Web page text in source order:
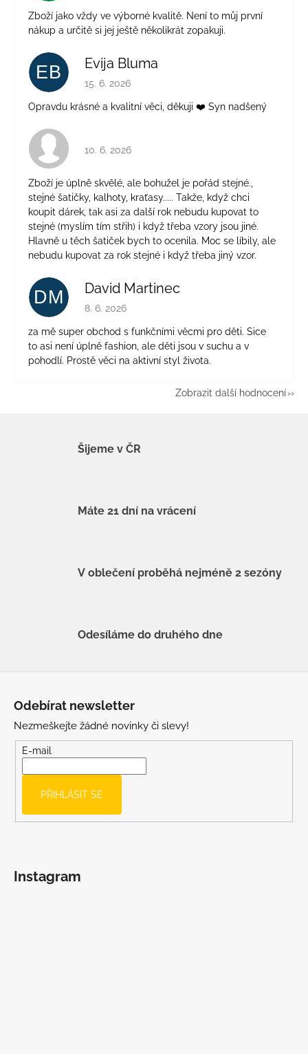
Zboží jako vždy ve výborné kvalitě. Není to můj první
nákup a určitě si jej ještě několikrát zopakuji.
EB Evija Bluma
Hodnocení obchodu je 5 z 5 hvězdiček.
15. 6. 2026
Opravdu krásné a kvalitní věci, děkuji ❤️ Syn nadšený
Hodnocení obchodu je 4 z 5 hvězdiček.
10. 6. 2026
Zboží je úplně skvělé, ale bohužel je pořád stejné.,
stejné šatičky, kalhoty, kraťasy..... Takže, když chci
koupit dárek, tak asi za další rok nebudu kupovat to
stejné (myslím tím střih) i když třeba vzory jsou jiné.
Hlavně u těch šatiček bych to ocenila. Moc se líbily, ale
nebudu kupovat za rok stejné i když třeba jiný vzor.
DM David Martinec
Hodnocení obchodu je 5 z 5 hvězdiček.
8. 6. 2026
za mě super obchod s funkčními věcmi pro děti. Sice
to asi není úplně fashion, ale děti jsou v suchu a v
pohodlí. Prostě věci na aktivní styl života.
Zobrazit další hodnocení
Šijeme v ČR
Máte 21 dní na vrácení
V oblečení proběhá nejméně 2 sezóny
Odesíláme do druhého dne
Odebírat newsletter
Nezmeškejte žádné novinky či slevy!
E-mail
PŘIHLÁSIT SE
Instagram